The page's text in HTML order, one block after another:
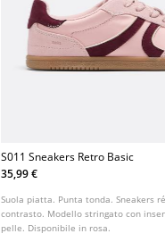
S011 Sneakers Retro Basic
35,99 €
Suola piatta. Punta tonda. Sneakers
contrasto. Modello stringato con
pelle. Disponibile in rosa.